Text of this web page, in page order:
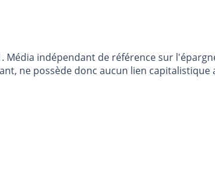
Média indépendant de référence sur
ne possède donc aucun lien